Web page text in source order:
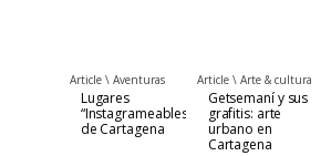
Article \ Aventuras
Lugares
“Instagrameables”
de Cartagena
Article \ Arte & cultura
Getsemaní y sus
grafitis: arte
urbano en
Cartagena